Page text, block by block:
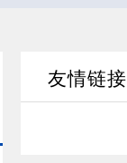
友情链接